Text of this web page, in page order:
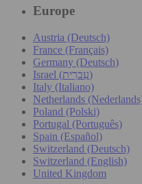
Europe
Austria (Deutsch)
France (Français)
Germany (Deutsch)
Israel (עִברִית)
Italy (Italiano)
Netherlands
Poland (Polski)
Portugal (Português)
Spain (Español)
Switzerland (Deutsch)
Switzerland (English)
United Kingdom